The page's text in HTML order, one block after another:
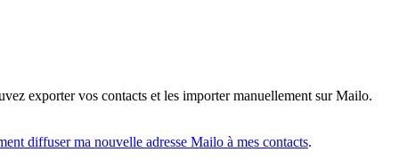
exporter vos contacts et les importer manuellement sur Mailo.
diffuser ma nouvelle adresse Mailo à mes contacts.